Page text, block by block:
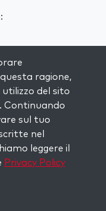
e ricevi
tua
ragione,
del sito
Continuando
sul tuo
nel
leggere il
Privacy Policy